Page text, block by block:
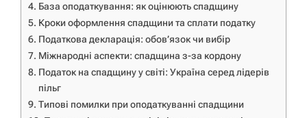
База оподаткування: як оцінюють спадщину
Кроки оформлення спадщини та сплати податку
Податкова декларація: обов’язок чи вибір
Міжнародні аспекти: спадщина з-за кордону
Податок на спадщину у світі: Україна серед лідерів
пільг
Типові помилки при оподаткуванні спадщини